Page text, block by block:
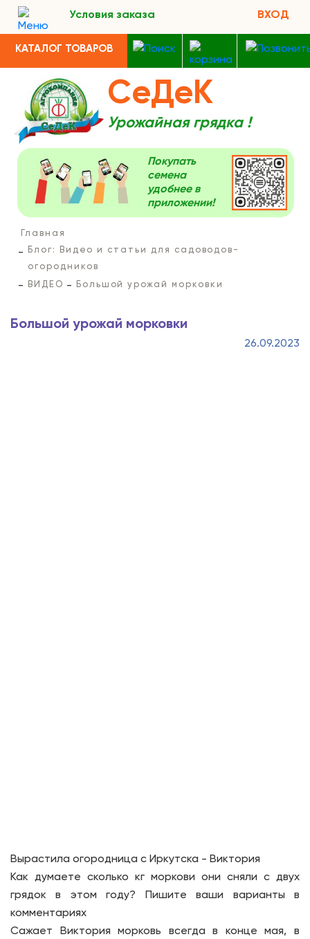
Условия заказа ВХОД
КАТАЛОГ ТОВАРОВ
СеДеК
Урожайная грядка !
Покупать
семена
удобнее в
приложении!
Главная
Блог: Видео и статьи для садоводов-
огородников
ВИДЕО
Большой урожай морковки
Большой урожай морковки
26.09.2023
Вырастила огородница с Иркутска - Виктория
Как думаете сколько кг моркови они сняли с двух
грядок в этом году? Пишите ваши варианты в
комментариях
Сажает Виктория морковь всегда в конце мая, в